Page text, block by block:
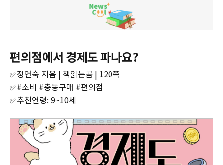
편의점에서 경제도 파나요?
✅정연숙 지음 | 책읽는곰 | 120쪽
✅#소비 #충동구매 #편의점
✅추천연령: 9~10세